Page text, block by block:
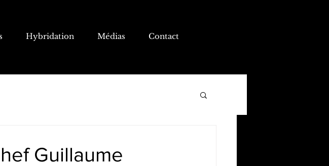
Hybridation Médias Contact
Guillaume